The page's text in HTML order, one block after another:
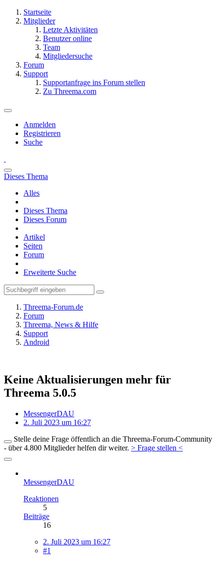
Startseite
Mitglieder
Letzte Aktivitäten
Benutzer online
Team
Mitgliedersuche
Forum
Support
Supportanfrage ins Forum stellen
Zu Threema.com
Anmelden
Registrieren
Suche
Dieses Thema
Alles
Dieses Thema
Dieses Forum
Artikel
Seiten
Forum
Erweiterte Suche
Threema-Forum.de
Forum
Threema, News & Hilfe
Support
Android
Keine Aktualisierungen mehr für
Threema 5.0.5
MessengerDAU
2. Juli 2023 um 16:27
Stelle deine Frage öffentlich an die Threema-Forum-Community
- über 4.800 Mitglieder helfen dir weiter. > Frage stellen <
MessengerDAU
Reaktionen
5
Beiträge
16
2. Juli 2023 um 16:27
#1